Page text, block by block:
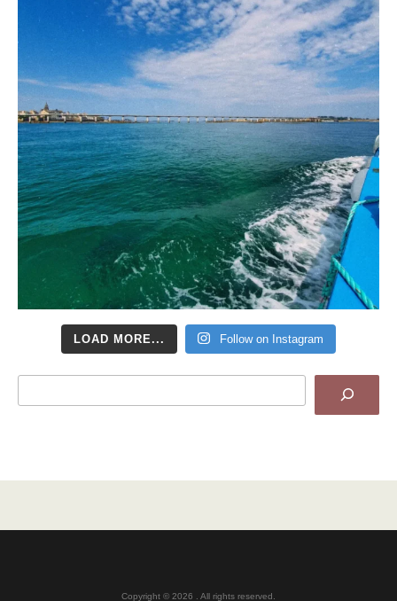
LOAD MORE... Follow on Instagram
Copyright © 2026 . All rights reserved.